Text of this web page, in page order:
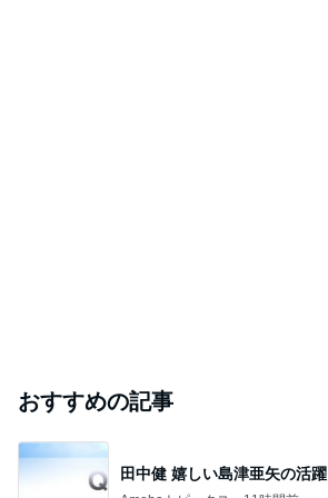
おすすめの記事
田中健 嬉しい島津亜矢の活躍